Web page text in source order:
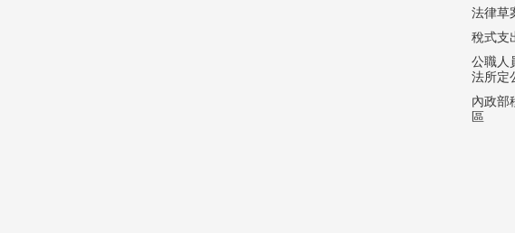
法律草
稅式支
公職人
法所定
內政部
區